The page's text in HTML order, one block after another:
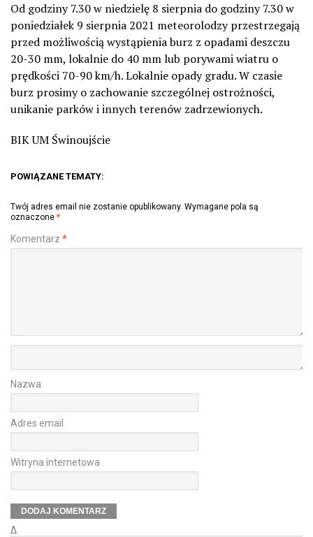
Od godziny 7.30 w niedzielę 8 sierpnia do godziny 7.30 w
poniedziałek 9 sierpnia 2021 meteorolodzy przestrzegają
przed możliwością wystąpienia burz z opadami deszczu
20-30 mm, lokalnie do 40 mm lub porywami wiatru o
prędkości 70-90 km/h. Lokalnie opady gradu. W czasie
burz prosimy o zachowanie szczególnej ostrożności,
unikanie parków i innych terenów zadrzewionych.
BIK UM Świnoujście
POWIĄZANE TEMATY:
Twój adres email nie zostanie opublikowany. Wymagane pola są
oznaczone *
Komentarz *
Nazwa
Adres email
Witryna internetowa
Δ